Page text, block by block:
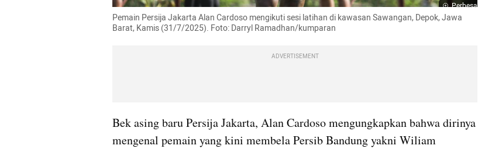
Perbesar
Pemain Persija Jakarta Alan Cardoso mengikuti sesi latihan di kawasan Sawangan, Depok, Jawa
Barat, Kamis (31/7/2025). Foto: Darryl Ramadhan/kumparan
ADVERTISEMENT
Bek asing baru Persija Jakarta, Alan Cardoso mengungkapkan bahwa dirinya
mengenal pemain yang kini membela Persib Bandung yakni Wiliam